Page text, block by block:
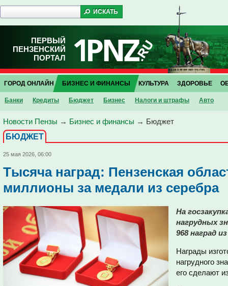
ПЕРВЫЙ
ПЕНЗЕНСКИЙ
ПОРТАЛ
ГОРОД ОНЛАЙН БИЗНЕС И ФИНАНСЫ
Банки Кредиты Бюджет Бизнес Налоги и штрафы Авто
КУЛЬТУРА ЗДОРОВЬЕ
Новости Пензы → Бизнес и финансы → Бюджет
БЮДЖЕТ
25 мая 2026, 06:00
Тысяча наград: Пензенская
миллионы за медали из серебра
На
нагрудных
968 наград
Награды
нагрудного
его сделают